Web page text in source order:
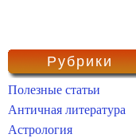
Рубрики
Полезные статьи
Античная литература
Астрология